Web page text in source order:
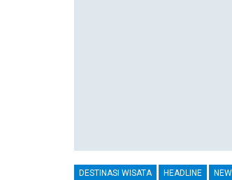
DESTINASI WISATA HEADLINE